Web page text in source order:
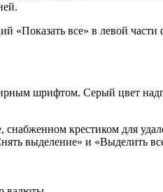
все» в левой части
шрифтом. Серый цвет
крестиком для
выделение» и «Выделить